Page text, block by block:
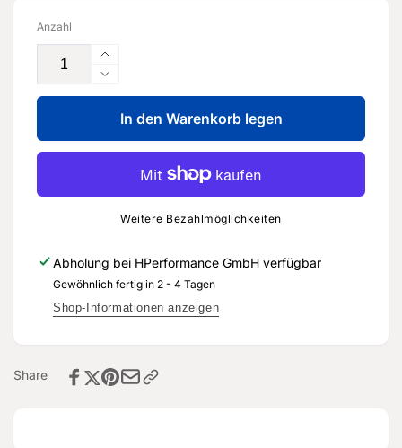
Anzahl
Erhöhe
die
Menge
für
450PS
EXPORT
BAUSATZ
für
Audi
/
RSQ3
8U
Verringere
die
Menge
für
450PS
EXPORT
BAUSATZ
für
8V1
/
RSQ3
In den Warenkorb legen
Weitere Bezahlmöglichkeiten
Abholung bei HPerformance GmbH verfügbar
Gewöhnlich fertig in 2 - 4 Tagen
Shop-Informationen anzeigen
Share